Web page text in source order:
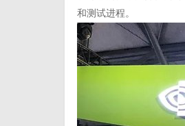
和测试进程。